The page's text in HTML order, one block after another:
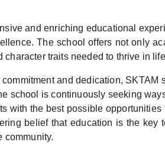
and enriching educational
The school offers not only
traits needed to thrive in
and dedication, SKTAM
school is continuously seeking
with the best possible
belief that education is the key
community.